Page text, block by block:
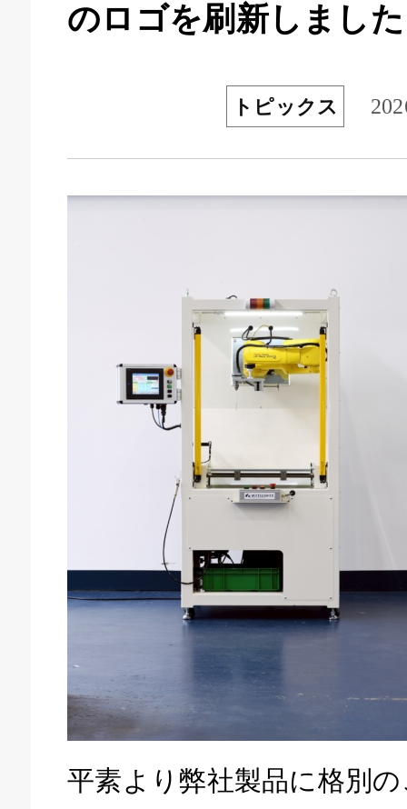
のロゴを刷新しました
トピックス
平素より弊社製品に格別